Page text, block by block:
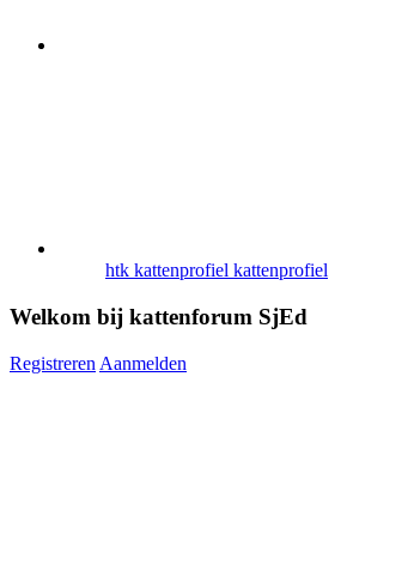
htk kattenprofiel kattenprofiel
Welkom bij kattenforum SjEd
Registreren Aanmelden